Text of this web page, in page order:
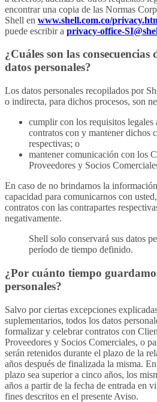
encontrar una copia de las Normas
Shell en www.shell.com.co/
puede escribir a privacy-office-
¿Cuáles son las
datos personales?
Los datos personales recopilados por
o indirecta, para dichos procesos, son
cumplir con los requisitos legales
contratos con y mantener dichos
respectivas; o
mantener comunicación con los
Proveedores y Socios
En caso de no brindarnos la
capacidad para comunicarnos con
contratos con las contrapartes
negativamente.
Shell solo conservará sus datos
período de tiempo definido.
¿Por cuánto tiempo
personales?
Salvo por ciertas excepciones
suplementarios, todos los datos
formalizar y celebrar contratos con
Proveedores y Socios Comerciales, o
serán retenidos durante el plazo de la
años después de finalizada la misma.
plazo sea superior a cinco años, los
años a partir de la fecha de entrada en
fines descritos en el presente Aviso.